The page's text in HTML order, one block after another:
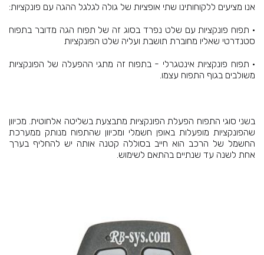
אנו מציעים ללקוחותינו שתי אופציות של גולה לגלגל ההגה עם פונקציות:
• תפוח פונקציות עם שלט נפרד בסוג זה של תפוח הגה מדובר בתפוח
סטנדרטי שאליו מחוברת תושבת ועליה שלט הפונקציות
• תפוח פונקציות אינטגרלי - בתפוח זה מתגי ההפעלה של הפונקציות
משולבים בגוף התפוח עצמו.
בשני סוגי התפוח הפעלת הפונקציות מתבצעת בשליטה אלחוטית. מכיוון
שהפונקציות מופעלות באופן חשמלי ומכיוון שהתפוח מנותק ממערכת
החשמל של הרכב הוא חייב בסוללה קטנה אותה יש להחליף בערך
אחת לשנה עד שנתיים בהתאם לשימוש.